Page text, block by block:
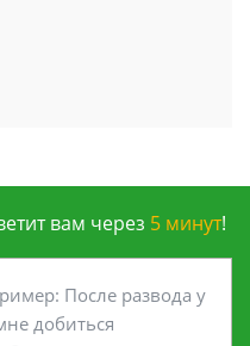
вам через 5 минут!